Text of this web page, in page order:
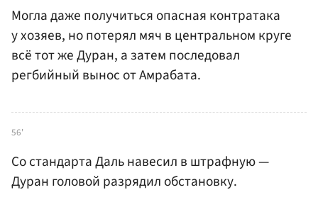
Могла даже получиться опасная контратака
у хозяев, но потерял мяч в центральном круге
всё тот же Дуран, а затем последовал
регбийный вынос от Амрабата.
56'
Со стандарта Даль навесил в штрафную —
Дуран головой разрядил обстановку.